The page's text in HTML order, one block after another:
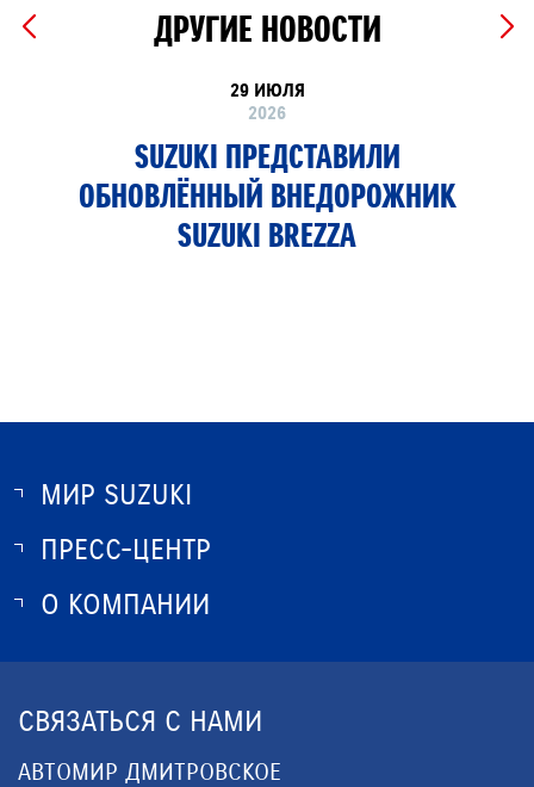
ДРУГИЕ НОВОСТИ
29 ИЮЛЯ
2026
SUZUKI ПРЕДСТАВИЛИ
ОБНОВЛЁННЫЙ ВНЕДОРОЖНИК
SUZUKI BREZZA
МИР SUZUKI
О SUZUKI
ОПТОВЫЕ ПРОДАЖИ ЗАПЧАСТЕЙ
ПРЕСС-ЦЕНТР
НОВОСТИ
О КОМПАНИИ
ЮРИДИЧЕСКАЯ ИНФОРМАЦИЯ
СВЯЗАТЬСЯ С НАМИ
АВТОМИР ДМИТРОВСКОЕ